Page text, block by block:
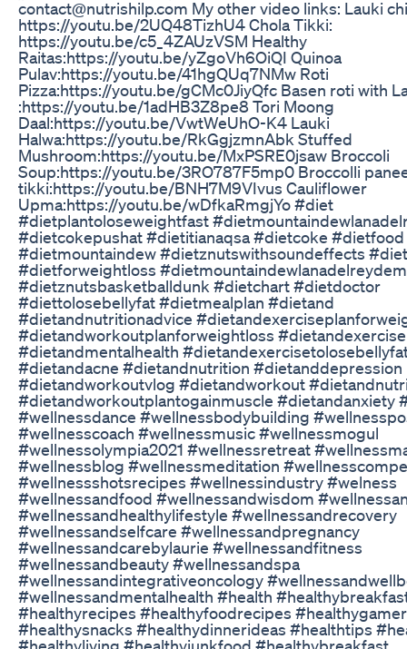
contact@nutrishilp.com My other video links: Lauki
https://youtu.be/2UQ48TizhU4 Chola Tikki:
https://youtu.be/c5_4ZAUzVSM Healthy
Raitas:https://youtu.be/yZgoVh6OiQI Quinoa
Pulav:https://youtu.be/41hgQUq7NMw Roti
Pizza:https://youtu.be/gCMc0JiyQfc Basen roti with
:https://youtu.be/1adHB3Z8pe8 Tori Moong
Daal:https://youtu.be/VwtWeUhO-K4 Lauki
Halwa:https://youtu.be/RkGgjzmnAbk Stuffed
Mushroom:https://youtu.be/MxPSRE0jsaw Broccoli
Soup:https://youtu.be/3RO787F5mp0 Broccolli
tikki:https://youtu.be/BNH7M9VIvus Cauliflower
Upma:https://youtu.be/wDfkaRmgjYo #diet
#dietplantoloseweightfast
#dietcokepushat #dietitianaqsa #dietcoke
#dietmountaindew #dietznutswithsoundeffects
#dietforweightloss
#dietznutsbasketballdunk #dietchart #dietdoctor
#diettolosebellyfat #dietmealplan #dietand
#dietandnutritionadvice
#dietandworkoutplanforweightloss #dietandexercise
#dietandmentalhealth
#dietandacne #dietandnutrition #dietanddepression
#dietandworkoutvlog #dietandworkout
#dietandworkoutplantogainmuscle #dietandanxiety
#wellnessdance #wellnessbodybuilding
#wellnesscoach #wellnessmusic #wellnessmogul
#wellnessolympia2021 #wellnessretreat
#wellnessblog #wellnessmeditation
#wellnessshotsrecipes #wellnessindustry #welness
#wellnessandfood #wellnessandwisdom
#wellnessandhealthylifestyle #wellnessandrecovery
#wellnessandselfcare #wellnessandpregnancy
#wellnessandcarebylaurie #wellnessandfitness
#wellnessandbeauty #wellnessandspa
#wellnessandintegrativeoncology
#wellnessandmentalhealth #health
#healthyrecipes #healthyfoodrecipes
#healthysnacks #healthydinnerideas #healthtips
#healthyliving #healthyjunkfood #healthybreakfast